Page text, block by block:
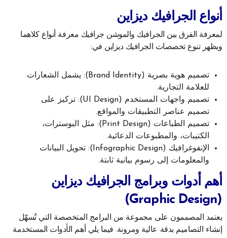
أنواع الجرافيك ديزاين
لمعرفة الفرق بين الجرافيك والموشن جرافيك معرفة أنواع كلاهما
ويظهر تنوع تخصصات الجرافيك ديزاين في:
تصميم هوية بصرية (Brand Identity): يشمل الشعارات
للعلامة التجارية.
تصميم واجهات المستخدم (UI Design): تركيز على
تصميم عناصر التطبيقات والمواقع.
تصميم الطباعات (Print Design): مثل البوسترات،
الكتيبات، والمطبوعات الدعائية.
الإنفوغرافيك (Infographic Design): تحويل البيانات
والمعلومات إلى رسوم بيانية ثابتة.
أهم أدوات وبرامج الجرافيك ديزاين
(Graphic Design)
يعتمد المصممون على مجموعة من البرامج المتخصصة التي تُسهّل
إنشاء التصاميم بدقة عالية ومرونة. فيما يلي أهم الأدوات المستخدمة